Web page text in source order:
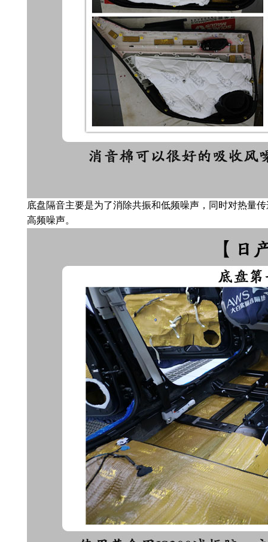
底盘隔音主要是为了消除共振和低频噪声，同时对热量
高频噪声。